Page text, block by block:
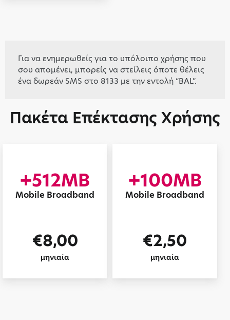
Για να ενημερωθείς για το υπόλοιπο χρήσης που
σου απομένει, μπορείς να στείλεις όποτε θέλεις
ένα δωρεάν SMS στο 8133 με την εντολή “BAL”.
Πακέτα Επέκτασης Χρήσης
+512MB
Mobile Broadband
€8,00
μηνιαία
+100MB
Mobile Broadband
€2,50
μηνιαία